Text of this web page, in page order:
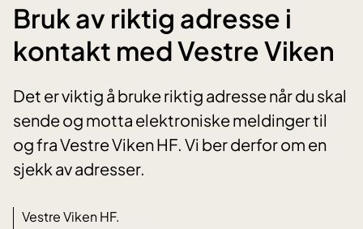
Bruk av riktig adresse i
kontakt med Vestre Viken
Det er viktig å bruke riktig adresse når du skal
sende og motta elektroniske meldinger til
og fra Vestre Viken HF. Vi ber derfor om en
sjekk av adresser.
Vestre Viken HF.